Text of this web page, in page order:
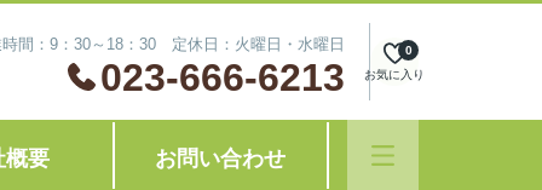
間：9：30～18：30 定休日：火曜日・水曜日
023-666-6213 お気に入り
0
概要 お問い合わせ